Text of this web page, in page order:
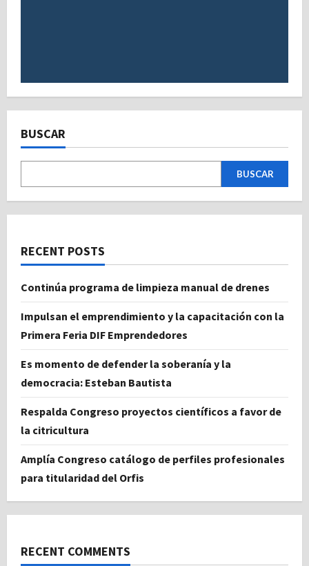
BUSCAR
BUSCAR
RECENT POSTS
Continúa programa de limpieza manual de drenes
Impulsan el emprendimiento y la capacitación con la
Primera Feria DIF Emprendedores
Es momento de defender la soberanía y la
democracia: Esteban Bautista
Respalda Congreso proyectos científicos a favor de
la citricultura
Amplía Congreso catálogo de perfiles profesionales
para titularidad del Orfis
RECENT COMMENTS